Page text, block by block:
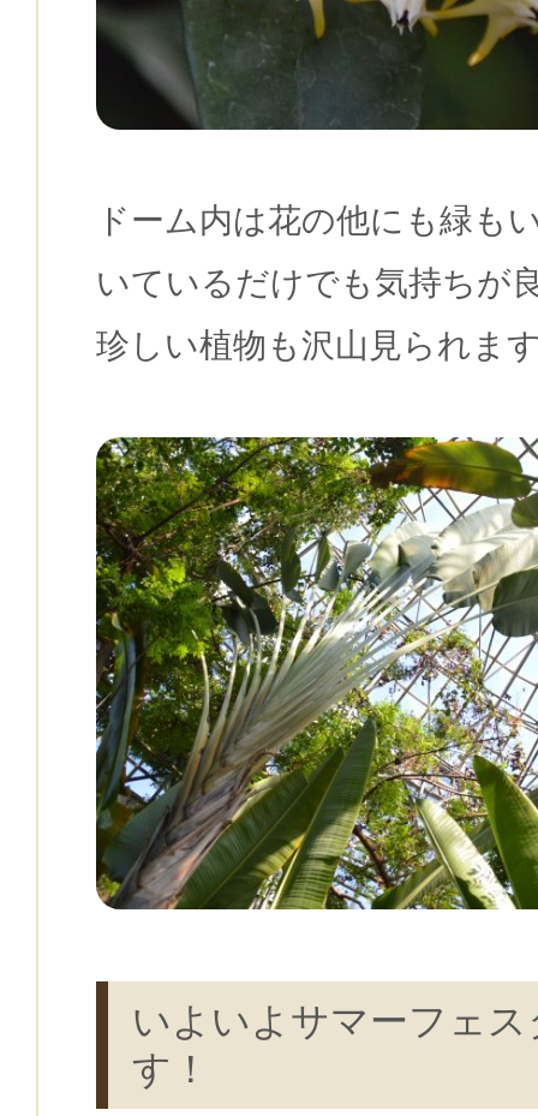
ドーム内は花の他にも緑も
いているだけでも気持ちが
珍しい植物も沢山見られま
いよいよサマーフェ
す！